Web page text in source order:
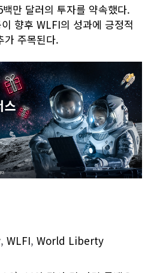
만 달러의 투자를 약속했다.
향후 WLFI의 성과에 긍정적
가 주목된다.
,WLFI,World Liberty